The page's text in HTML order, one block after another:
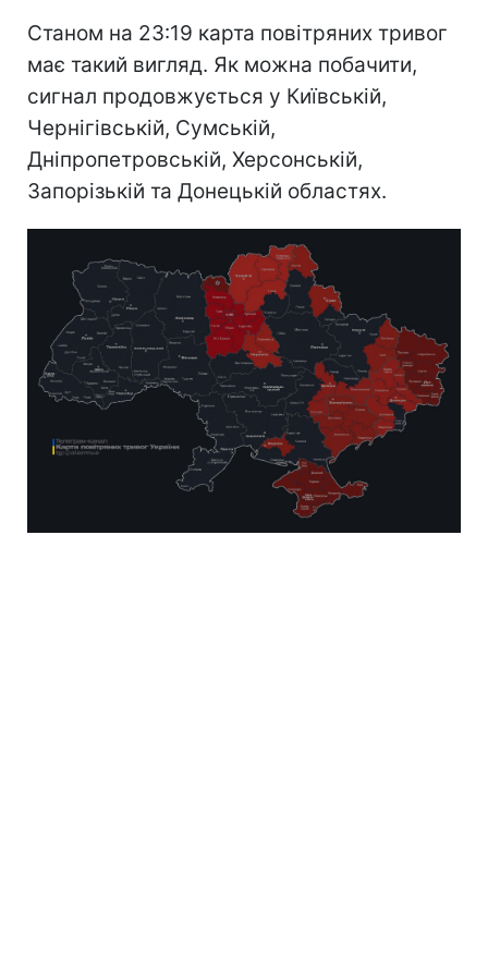
Станом на 23:19 карта повітряних тривог
має такий вигляд. Як можна побачити,
сигнал продовжується у Київській,
Чернігівській, Сумській,
Дніпропетровській, Херсонській,
Запорізькій та Донецькій областях.